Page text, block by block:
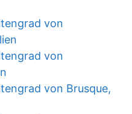
von
von
von Brusque,